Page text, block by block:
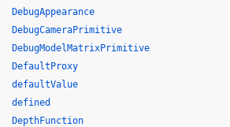
DebugAppearance
DebugCameraPrimitive
DebugModelMatrixPrimitive
DefaultProxy
defaultValue
defined
DepthFunction